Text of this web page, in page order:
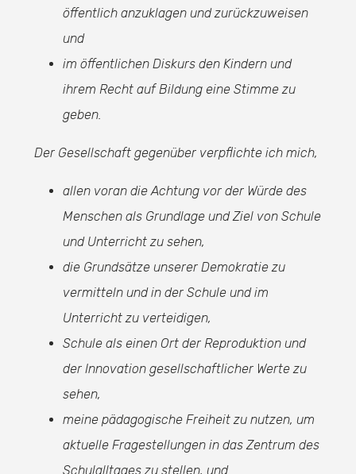
öffentlich anzuklagen und zurückzuweisen
und
im öffentlichen Diskurs den Kindern und
ihrem Recht auf Bildung eine Stimme zu
geben.
Der Gesellschaft gegenüber verpflichte ich mich,
allen voran die Achtung vor der Würde des
Menschen als Grundlage und Ziel von Schule
und Unterricht zu sehen,
die Grundsätze unserer Demokratie zu
vermitteln und in der Schule und im
Unterricht zu verteidigen,
Schule als einen Ort der Reproduktion und
der Innovation gesellschaftlicher Werte zu
sehen,
meine pädagogische Freiheit zu nutzen, um
aktuelle Fragestellungen in das Zentrum des
Schulalltages zu stellen, und